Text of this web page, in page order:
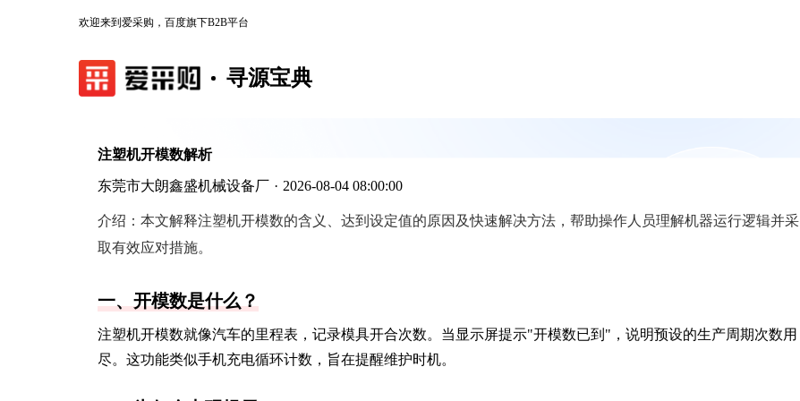
欢迎来到爱采购，百度旗下B2B平台
寻源宝典
注塑机开模数解析
东莞市大朗鑫盛机械设备厂 · 2026-08-04 08:00:00
介绍： 本文解释注塑机开模数的含义、达到设定值的原因及快速解决方法，帮助操作人员理解机器运行逻辑并采
取有效应对措施。
一、开模数是什么？
注塑机开模数就像汽车的里程表，记录模具开合次数。当显示屏提示"开模数已到"，说明预设的生产周期次数用
尽。这功能类似手机充电循环计数，旨在提醒维护时机。